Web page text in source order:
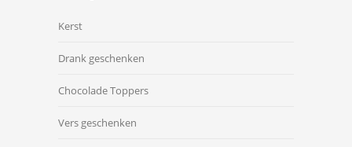
Kerst
Drank geschenken
Chocolade Toppers
Vers geschenken